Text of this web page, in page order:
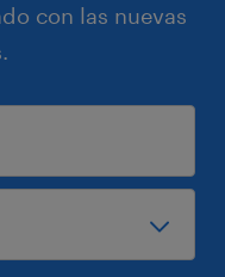
con las nuevas